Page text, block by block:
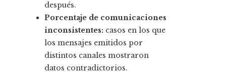
después.
Porcentaje de comunicaciones
inconsistentes: casos en los que
los mensajes emitidos por
distintos canales mostraron
datos contradictorios.